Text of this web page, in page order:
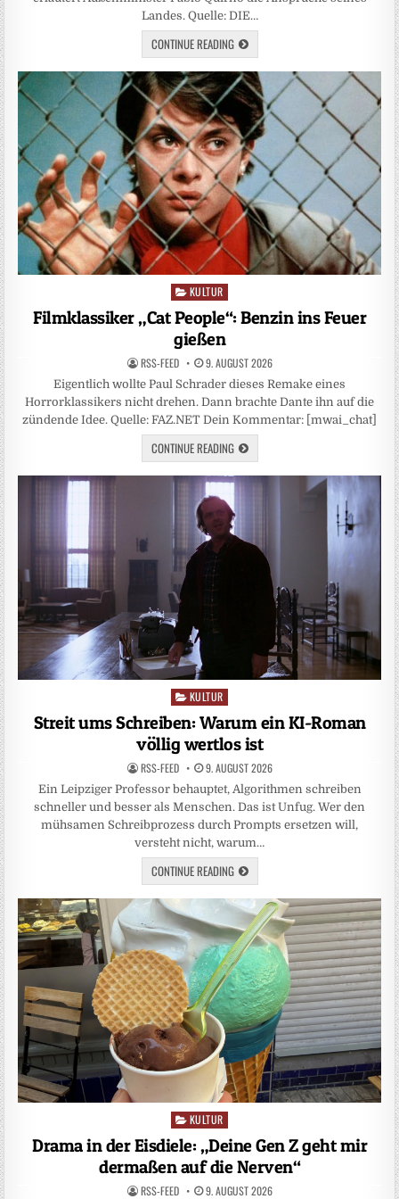
Landes. Quelle: DIE…
CONTINUE READING
Posted
in
KULTUR
Filmklassiker „Cat People“: Benzin ins Feuer
gießen
RSS-FEED 9. AUGUST 2026
Eigentlich wollte Paul Schrader dieses Remake eines
Horrorklassikers nicht drehen. Dann brachte Dante ihn auf die
zündende Idee. Quelle: FAZ.NET Dein Kommentar: [mwai_chat]
CONTINUE READING
Posted
KULTUR
Streit ums Schreiben: Warum ein KI-Roman
völlig wertlos ist
RSS-FEED 9. AUGUST 2026
Ein Leipziger Professor behauptet, Algorithmen schreiben
schneller und besser als Menschen. Das ist Unfug. Wer den
mühsamen Schreibprozess durch Prompts ersetzen will,
versteht nicht, warum…
CONTINUE READING
Posted
in
KULTUR
Drama in der Eisdiele: „Deine Gen Z geht mir
dermaßen auf die Nerven“
RSS-FEED 9. AUGUST 2026